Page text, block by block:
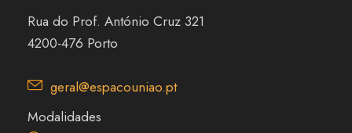
Rua do Prof. António Cruz 321
4200-476 Porto
geral@espacouniao.pt
Modalidades